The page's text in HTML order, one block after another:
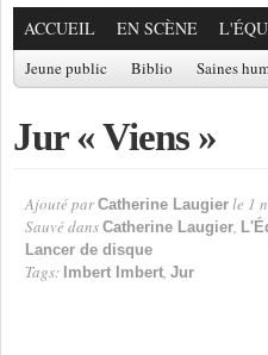
ACCUEIL EN SCÈNE
Jeune public Biblio Saines
Jur « Viens »
Ajouté par Catherine Laugier le 1
Sauvé dans Catherine Laugier,
Lancer de disque
Tags: Imbert Imbert, Jur